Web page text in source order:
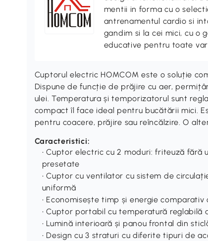
mentii in forma cu o
antrenamentul cardio si
gandim si la cei mici, cu o
educative pentru toate
Cuptorul electric HOMCOM este o soluție
Dispune de funcție de prăjire cu aer,
ulei. Temperatura și temporizatorul sunt
compact îl face ideal pentru bucătării mici.
pentru coacere, prăjire sau reîncălzire. O
Caracteristici:
• Cuptor electric cu 2 moduri: friteuză fără
presetate
• Cuptor cu ventilator cu sistem de
uniformă
• Economisește timp și energie
• Cuptor portabil cu temperatură
• Lumină interioară și panou frontal din
• Design cu 3 straturi cu diferite tipuri de